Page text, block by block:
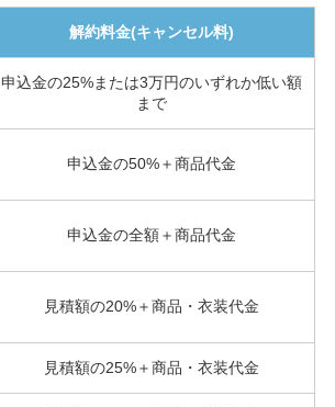
解約料金(キャンセル料)
申込金の25%または3万円のいずれか低い額
まで
申込金の50%＋商品代金
申込金の全額＋商品代金
見積額の20%＋商品・衣装代金
見積額の25%＋商品・衣装代金